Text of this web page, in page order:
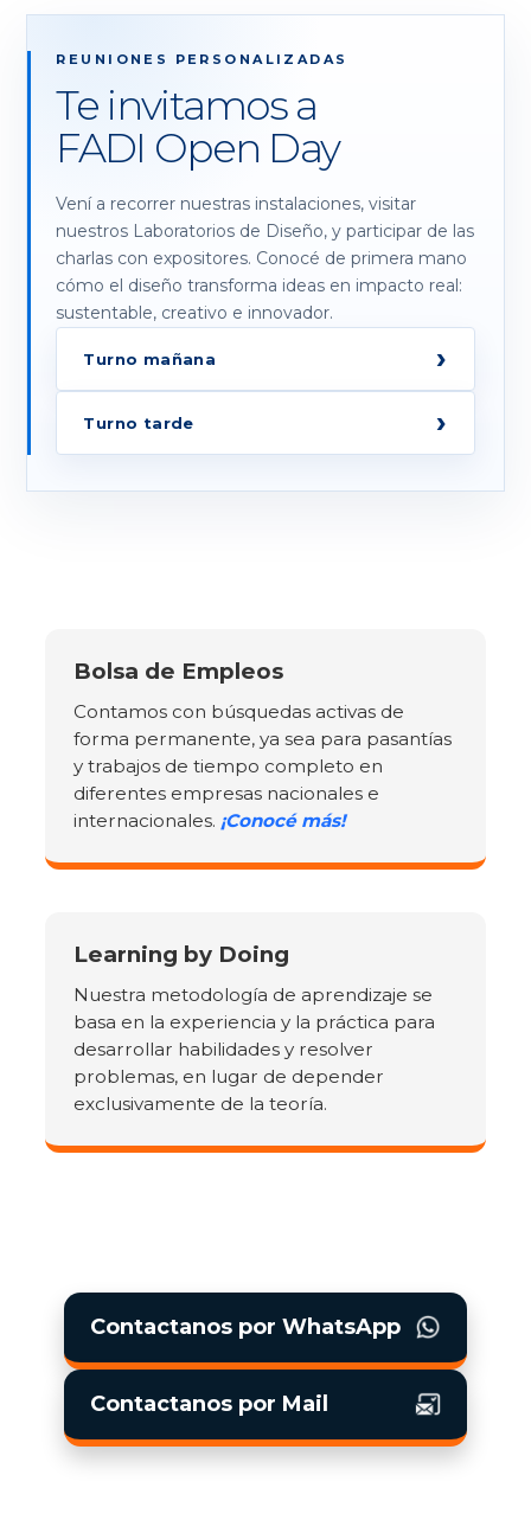
REUNIONES PERSONALIZADAS
Te invitamos a
FADI Open Day
Vení a recorrer nuestras instalaciones, visitar
nuestros Laboratorios de Diseño, y participar de las
charlas con expositores. Conocé de primera mano
cómo el diseño transforma ideas en impacto real:
sustentable, creativo e innovador.
Turno mañana ›
Turno tarde ›
Bolsa de Empleos
Contamos con búsquedas activas de
forma permanente, ya sea para pasantías
y trabajos de tiempo completo en
diferentes empresas nacionales e
internacionales. ¡Conocé más!
Learning by Doing
Nuestra metodología de aprendizaje se
basa en la experiencia y la práctica para
desarrollar habilidades y resolver
problemas, en lugar de depender
exclusivamente de la teoría.
Contactanos por WhatsApp
Contactanos por Mail